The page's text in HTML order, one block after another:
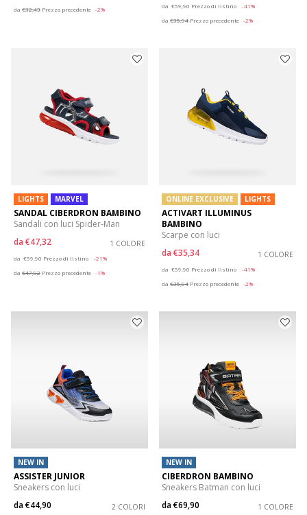
da €32,43 Prezzo precedente -2% da €59,90 Prezzo di listino
-41%
da €35,94 Prezzo precedente -2%
LIGHTS MARVEL
SANDAL CIBERDRON BAMBINO
Sandali con luci Spider-Man
da €47,32 1 COLORE
da €59,90 Prezzo di listino
-21%
da €47,92 Prezzo precedente -1%
ONLINE EXCLUSIVE LIGHTS
ACTIVART ILLUMINUS
BAMBINO
Scarpe con luci
da €35,34 1 COLORE
da €59,90 Prezzo di listino
-41%
da €35,94 Prezzo precedente -2%
NEW IN
ASSISTER JUNIOR
Sneakers con luci
da€44,90 2 COLORI
NEW IN
CIBERDRON BAMBINO
Sneakers Batman con luci
da€69,90 1 COLORE